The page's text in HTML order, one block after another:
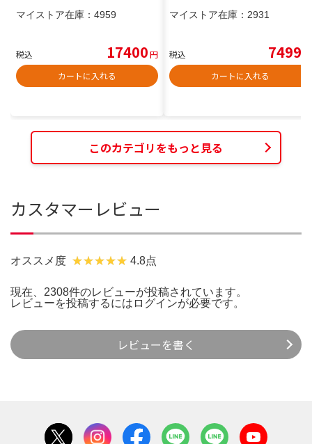
マイストア在庫： 4959
税込 17400円
カートに入れる
マイストア在庫： 2931
税込 7499
カートに入れる
このカテゴリをもっと見る
カスタマーレビュー
オススメ度 4.8点
現在、2308件のレビューが投稿されています。
レビューを投稿するには ログインが必要です。
レビューを書く